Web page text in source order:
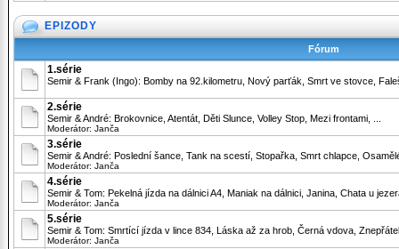
EPIZODY
Fórum
1.série
Semir & Frank (Ingo): Bomby na 92.kilometru, Nový parťák, Smrt ve stovce,
2.série
Semir & André: Brokovnice, Atentát, Děti Slunce, Volley Stop, Mezi frontami, ...
Moderátor: Janča
3.série
Semir & André: Poslední šance, Tank na scestí, Stopařka, Smrt chlapce,
Moderátor: Janča
4.série
Semir & Tom: Pekelná jízda na dálnici A4, Maniak na dálnici, Janina, Chata u
Moderátor: Janča
5.série
Semir & Tom: Smrtící jízda v lince 834, Láska až za hrob, Černá vdova,
Moderátor: Janča